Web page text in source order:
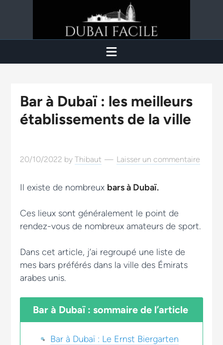
Bar à Dubaï : les meilleurs
établissements de la ville
20/10/2022 byThibaut Laisser un commentaire
Il existe de nombreux bars à Dubaï.
Ces lieux sont généralement le point de
rendez-vous de nombreux amateurs de sport.
Dans cet article, j’ai regroupé une liste de
mes bars préférés dans la ville des Émirats
arabes unis.
Bar à Dubaï : sommaire de l’article
Bar à Dubaï : Le Ernst Biergarten